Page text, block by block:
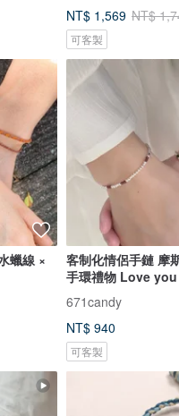
NT$ 1,569 NT$
可客製
蠟線 ×
客制化情侶手鏈 摩
手環禮物 Love
671candy
NT$ 940
可客製